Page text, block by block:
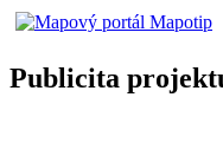
Publicita